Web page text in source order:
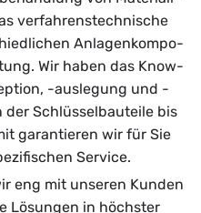
ver­fah­rens­tech­ni­sche
An­la­gen­kom­po­
Wir haben das Know-
-aus­le­gung und -
Schlüs­sel­bau­tei­le bis
ga­ran­tie­ren wir für Sie
Ser­vice.
eng mit un­se­ren Kun­den
Lö­sun­gen in höchs­ter